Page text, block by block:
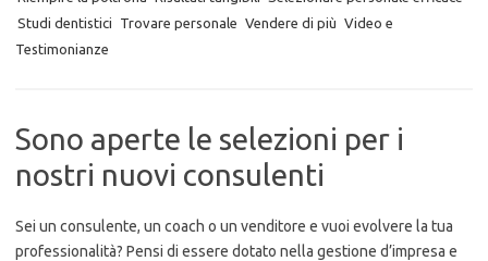
Studi dentistici
Trovare personale Vendere di più Video e
Testimonianze
Sono aperte le selezioni per i
nostri nuovi consulenti
Sei un consulente, un coach o un venditore e vuoi evolvere la tua
professionalità? Pensi di essere dotato nella gestione d’impresa e